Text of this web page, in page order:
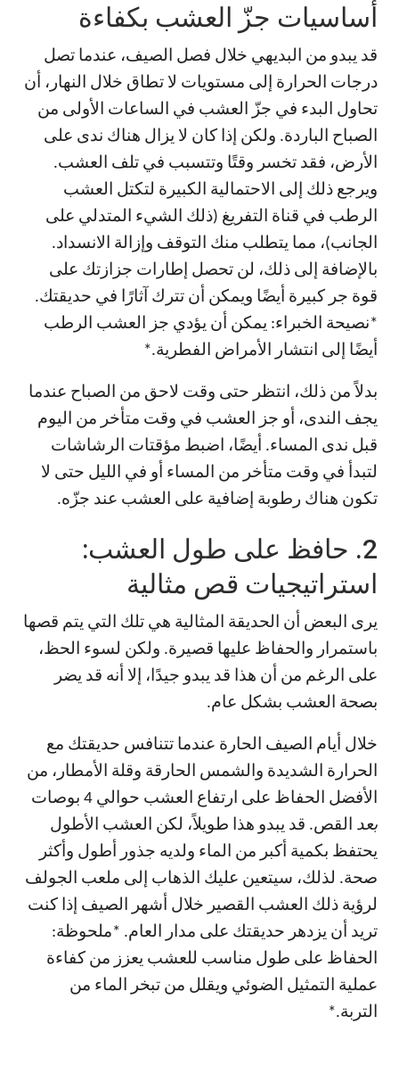
أساسيات جزّ العشب بكفاءة
قد يبدو من البديهي خلال فصل الصيف، عندما تصل
درجات الحرارة إلى مستويات لا تطاق خلال النهار، أن
تحاول البدء في جزّ العشب في الساعات الأولى من
الصباح الباردة. ولكن إذا كان لا يزال هناك ندى على
الأرض، فقد تخسر وقتًا وتتسبب في تلف العشب.
ويرجع ذلك إلى الاحتمالية الكبيرة لتكتل العشب
الرطب في قناة التفريغ (ذلك الشيء المتدلي على
الجانب)، مما يتطلب منك التوقف وإزالة الانسداد.
بالإضافة إلى ذلك، لن تحصل إطارات جزازتك على
قوة جر كبيرة أيضًا ويمكن أن تترك آثارًا في حديقتك.
*نصيحة الخبراء: يمكن أن يؤدي جز العشب الرطب
أيضًا إلى انتشار الأمراض الفطرية.*
بدلاً من ذلك، انتظر حتى وقت لاحق من الصباح عندما
يجف الندى، أو جز العشب في وقت متأخر من اليوم
قبل ندى المساء. أيضًا، اضبط مؤقتات الرشاشات
لتبدأ في وقت متأخر من المساء أو في الليل حتى لا
تكون هناك رطوبة إضافية على العشب عند جزّه.
2. حافظ على طول العشب:
استراتيجيات قص مثالية
يرى البعض أن الحديقة المثالية هي تلك التي يتم قصها
باستمرار والحفاظ عليها قصيرة. ولكن لسوء الحظ،
على الرغم من أن هذا قد يبدو جيدًا، إلا أنه قد يضر
بصحة العشب بشكل عام.
خلال أيام الصيف الحارة عندما تتنافس حديقتك مع
الحرارة الشديدة والشمس الحارقة وقلة الأمطار، من
الأفضل الحفاظ على ارتفاع العشب حوالي 4 بوصات
بعد القص. قد يبدو هذا طويلاً، لكن العشب الأطول
يحتفظ بكمية أكبر من الماء ولديه جذور أطول وأكثر
صحة. لذلك، سيتعين عليك الذهاب إلى ملعب الجولف
لرؤية ذلك العشب القصير خلال أشهر الصيف إذا كنت
تريد أن يزدهر حديقتك على مدار العام. *ملحوظة:
الحفاظ على طول مناسب للعشب يعزز من كفاءة
عملية التمثيل الضوئي ويقلل من تبخر الماء من
التربة.*